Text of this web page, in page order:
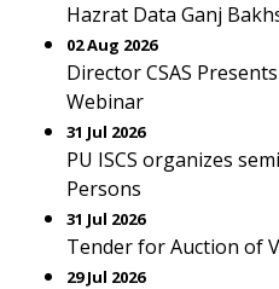
Hazrat Data Ganj
02 Aug 2026
Director CSAS
Webinar
31 Jul 2026
PU ISCS organizes
Persons
31 Jul 2026
Tender for Auction of
29 Jul 2026